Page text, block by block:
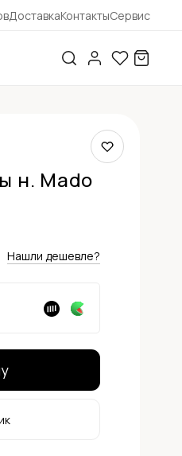
ДоставкаКонтактыСервис
н. Mado
Нашли дешевле?